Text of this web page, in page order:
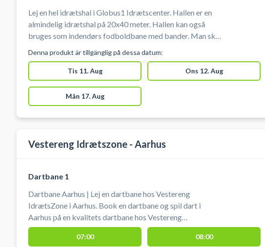
Lej en hel idrætshal i Globus1 Idrætscenter. Hallen er en
almindelig idrætshal på 20x40 meter. Hallen kan også
bruges som indendørs fodboldbane med bander. Man skal
omklædning. #Book-indendørs-fodbold #Spil-indendørs-
fodbold #Indendørs-fodbold-Aarhus #Fodboldbane-
Aarhus
Denna produkt är tillgänglig på dessa datum:
Tis 11. Aug Ons 12. Aug
Mån 17. Aug
Vestereng Idrætszone - Aarhus
Dartbane 1
Dartbane Aarhus | Lej en dartbane hos Vestereng
IdrætsZone i Aarhus. Book en dartbane og spil dart i
Aarhus på en kvalitets dartbane hos Vestereng
IdrætsZone. Du skal selv medbringe pile til at spille med.
Der er gratis parkering 50 meter fra hallen ved booking af
07:00 08:00